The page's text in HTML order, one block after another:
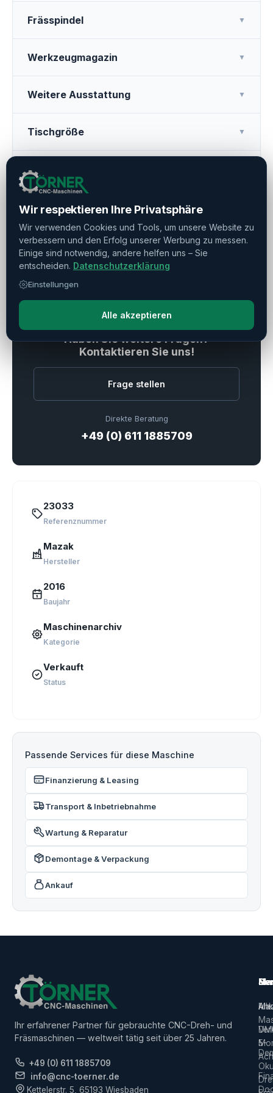
Frässpindel ▼
Werkzeugmagazin ▼
Weitere Ausstattung ▼
Tischgröße ▼
Betriebsstunden
Drucken Teilen Merken
Verkauft
Haben Sie weitere Fragen?
Kontaktieren Sie uns!
Frage stellen
Direkte Beratung
+49 (0) 611 1885709
23033
Referenznummer
Mazak
Hersteller
2016
Baujahr
Maschinenarchiv
Kategorie
Verkauft
Status
Passende Services für diese Maschine
Finanzierung & Leasing
Transport & Inbetriebnahme
Wartung & Reparatur
Demontage & Verpackung
Ankauf
Ihr erfahrener Partner für gebrauchte CNC-Dreh- und
Fräsmaschinen — weltweit tätig seit über 25 Jahren.
+49 (0) 611 1885709
info@cnc-toerner.de
Kettelerstr. 5, 65193 Wiesbaden
Alle
5-
Wir respektieren Ihre Privatsphäre
Wir verwenden Cookies und Tools, um unsere Website zu
verbessern und den Erfolg unserer Werbung zu messen.
Einige sind notwendig, andere helfen uns – Sie
entscheiden. Datenschutzerklärung
Einstellungen
Alle akzeptieren